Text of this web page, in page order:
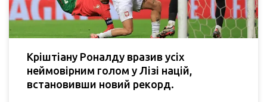
Кріштіану Роналду вразив усіх
неймовірним голом у Лізі націй,
встановивши новий рекорд.